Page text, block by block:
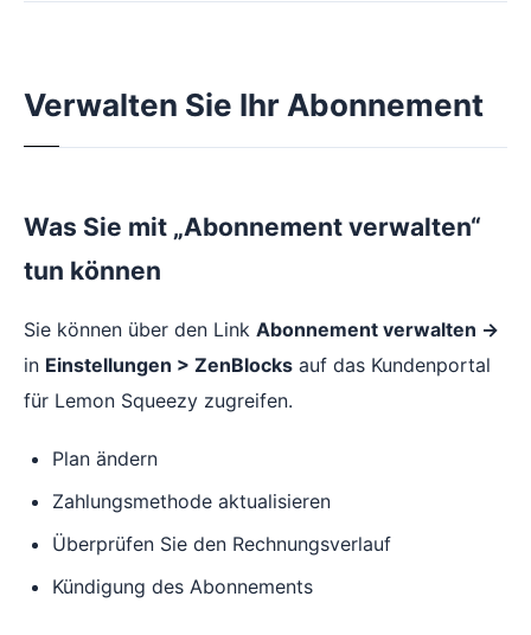
Verwalten Sie Ihr Abonnement
Was Sie mit „Abonnement verwalten“
tun können
Sie können über den Link Abonnement verwalten →
in Einstellungen > ZenBlocks auf das Kundenportal
für Lemon Squeezy zugreifen.
Plan ändern
Zahlungsmethode aktualisieren
Überprüfen Sie den Rechnungsverlauf
Kündigung des Abonnements